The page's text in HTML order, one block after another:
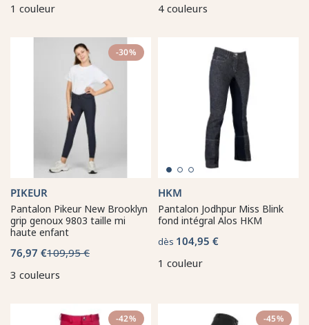
1 couleur
4 couleurs
-30%
PIKEUR
Pantalon Pikeur New Brooklyn
grip genoux 9803 taille mi
haute enfant
76,97 €109,95 €
3 couleurs
HKM
Pantalon Jodhpur Miss Blink
fond intégral Alos HKM
dès 104,95 €
1 couleur
-42% -45%